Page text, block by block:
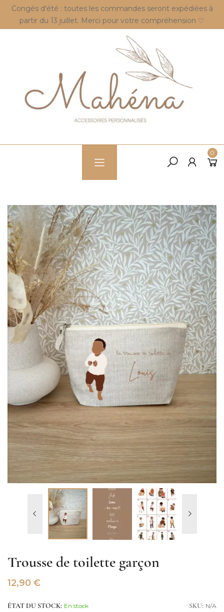
Congés d'été : toutes les commandes seront expédiées à
partir du 13 juillet. Merci pour votre compréhension ♡
0
Trousse de toilette garçon
12,90 €
ÉTAT DU STOCK: En stock SKU: N/A